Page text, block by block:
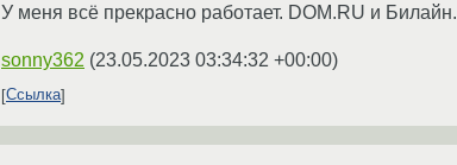
У меня всё прекрасно работает. DOM.RU и Билайн.
sonny362 (23.05.2023 03:34:32 +00:00)
Ссылка